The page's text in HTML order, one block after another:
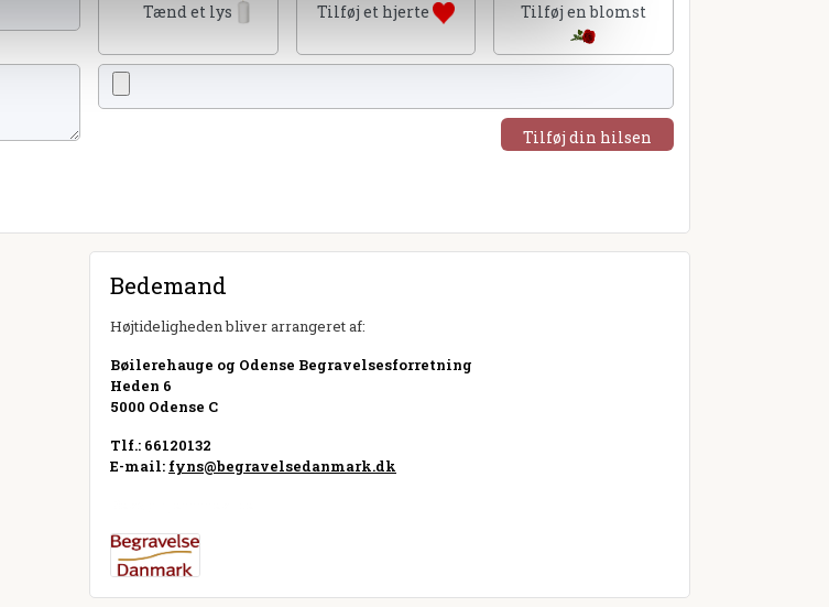
Tænd et lys Tilføj et hjerte Tilføj en blomst
Tilføj din hilsen
Bedemand
Højtideligheden bliver arrangeret af:
Bøilerehauge og Odense Begravelsesforretning
Heden 6
5000 Odense C
Tlf.: 66120132
E-mail: fyns@begravelsedanmark.dk